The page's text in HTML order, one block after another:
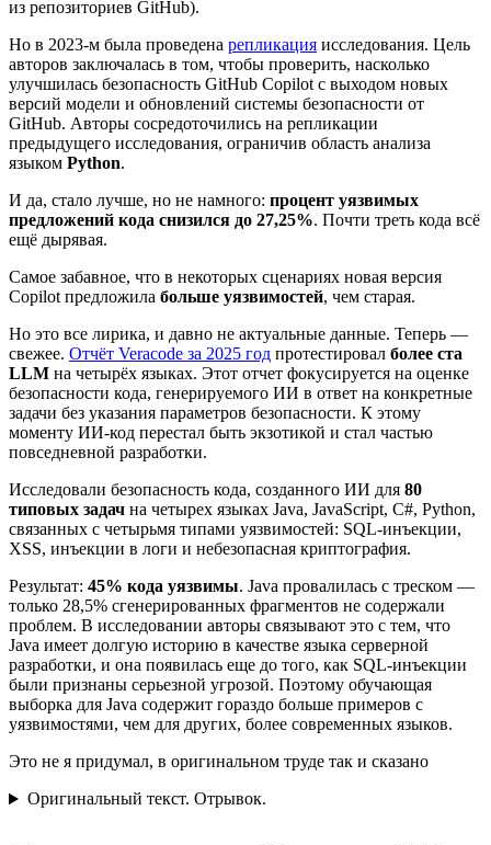
из репозиториев GitHub).
Но в 2023-м была проведена репликация исследования. Цель
авторов заключалась в том, чтобы проверить, насколько
улучшилась безопасность GitHub Copilot с выходом новых
версий модели и обновлений системы безопасности от
GitHub. Авторы сосредоточились на репликации
предыдущего исследования, ограничив область анализа
языком Python.
И да, стало лучше, но не намного: процент уязвимых
предложений кода снизился до 27,25%. Почти треть кода всё
ещё дырявая.
Самое забавное, что в некоторых сценариях новая версия
Copilot предложила больше уязвимостей, чем старая.
Но это все лирика, и давно не актуальные данные. Теперь —
свежее. Отчёт Veracode за 2025 год протестировал более ста
LLM на четырёх языках. Этот отчет фокусируется на оценке
безопасности кода, генерируемого ИИ в ответ на конкретные
задачи без указания параметров безопасности. К этому
моменту ИИ-код перестал быть экзотикой и стал частью
повседневной разработки.
Исследовали безопасность кода, созданного ИИ для 80
типовых задач на четырех языках Java, JavaScript, C#, Python,
связанных с четырьмя типами уязвимостей: SQL-инъекции,
XSS, инъекции в логи и небезопасная криптография.
Результат: 45% кода уязвимы. Java провалилась с треском —
только 28,5% сгенерированных фрагментов не содержали
проблем. В исследовании авторы связывают это с тем, что
Java имеет долгую историю в качестве языка серверной
разработки, и она появилась еще до того, как SQL-инъекции
были признаны серьезной угрозой. Поэтому обучающая
выборка для Java содержит гораздо больше примеров с
уязвимостями, чем для других, более современных языков.
Это не я придумал, в оригинальном труде так и сказано
Оригинальный текст. Отрывок.